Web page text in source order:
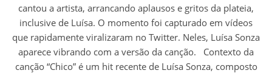
cantou a artista, arrancando aplausos e gritos da plateia,
inclusive de Luísa. O momento foi capturado em vídeos
que rapidamente viralizaram no Twitter. Neles, Luísa Sonza
aparece vibrando com a versão da canção. Contexto da
canção “Chico” é um hit recente de Luísa Sonza, composto